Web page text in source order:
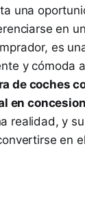
una
en
es
y cómoda
de coches
en
realidad, y
en